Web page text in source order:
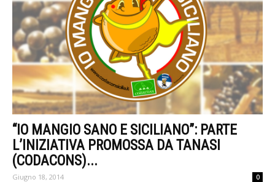
“IO MANGIO SANO E SICILIANO”: PARTE
L’INIZIATIVA PROMOSSA DA TANASI
(CODACONS)...
Giugno 18, 2014 0